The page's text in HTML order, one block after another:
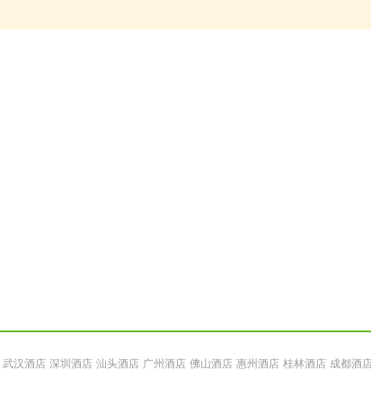
武汉酒店 深圳酒店 汕头酒店 广州酒店 佛山酒店 惠州酒店 桂林酒店 成都酒